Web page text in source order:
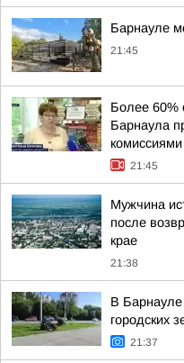
Барнауле
21:45
Более 60%
Барнаула
комиссиями
21:45
Мужчина
после
крае
21:38
В Барнауле
городских
21:37